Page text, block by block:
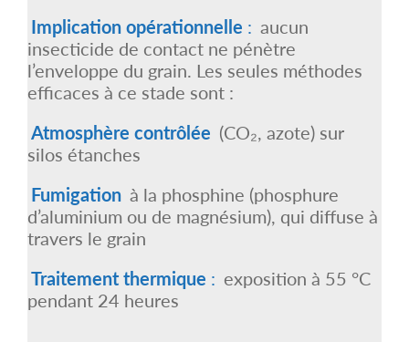
Implication opérationnelle : aucun
insecticide de contact ne pénètre
l’enveloppe du grain. Les seules méthodes
efficaces à ce stade sont :
Atmosphère contrôlée (CO₂, azote) sur
silos étanches
Fumigation à la phosphine (phosphure
d’aluminium ou de magnésium), qui diffuse à
travers le grain
Traitement thermique : exposition à 55 °C
pendant 24 heures